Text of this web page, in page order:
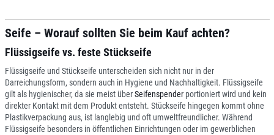
Seife – Worauf sollten Sie beim Kauf achten?
Flüssigseife vs. feste Stückseife
Flüssigseife und Stückseife unterscheiden sich nicht nur in der
Darreichungsform, sondern auch in Hygiene und Nachhaltigkeit. Flüssigseife
gilt als hygienischer, da sie meist überSeifenspenderportioniert wird und kein
direkter Kontakt mit dem Produkt entsteht. Stückseife hingegen kommt ohne
Plastikverpackung aus, ist langlebig und oft umweltfreundlicher. Während
Flüssigseife besonders in öffentlichen Einrichtungen oder im gewerblichen